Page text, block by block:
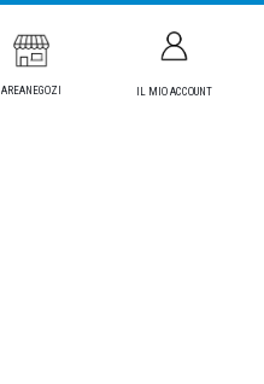
AREANEGOZI IL MIO ACCOUNT